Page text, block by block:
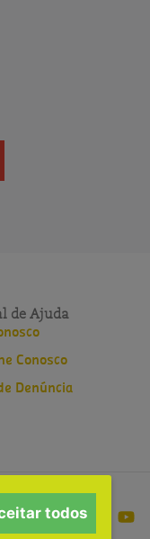
todos
de Ajuda
Conosco
Denúncia